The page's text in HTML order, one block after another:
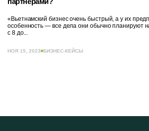
«Вьетнамский бизнес очень быстрый, а у их
особенность — все дела они обычно планируют
с 8 до...
НОЯ 15, 2023 БИЗНЕС-КЕЙСЫ